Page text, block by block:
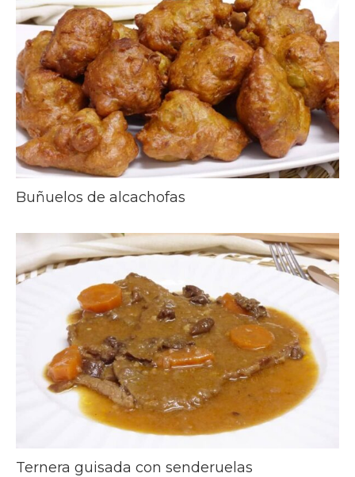
Buñuelos de alcachofas
Ternera guisada con senderuelas